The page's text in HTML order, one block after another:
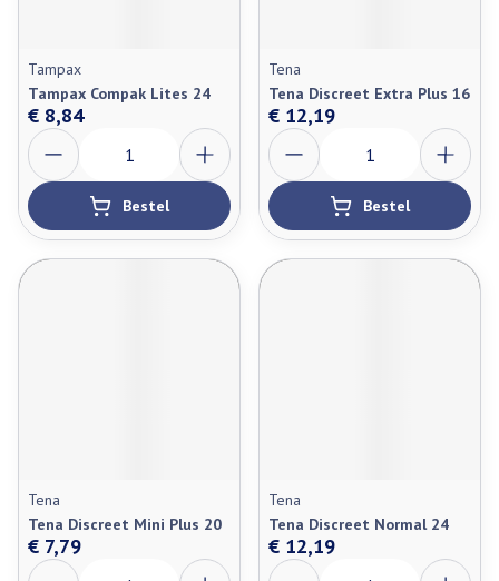
Tampax
Tampax Compak Lites 24
€ 8,84
Aantal
Bestel
Tena
Tena Discreet Extra Plus 16
€ 12,19
Aantal
Bestel
Tena
Tena Discreet Mini Plus 20
€ 7,79
Aantal
Tena
Tena Discreet Normal 24
€ 12,19
Aantal